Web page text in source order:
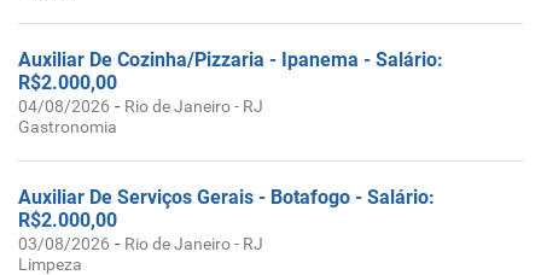
Auxiliar De Cozinha/Pizzaria - Ipanema - Salário:
R$2.000,00
04/08/2026 - Rio de Janeiro - RJ
Gastronomia
Auxiliar De Serviços Gerais - Botafogo - Salário:
R$2.000,00
03/08/2026 - Rio de Janeiro - RJ
Limpeza